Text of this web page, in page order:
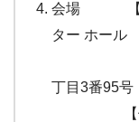
会場 【講
ター ホール
香川
丁目3番95号
【体験会